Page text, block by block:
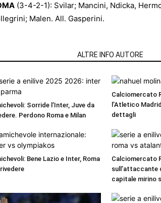
(3-4-2-1): Svilar; Mancini, Ndicka,
Malen. All. Gasperini.
ALTRE INFO AUTORE
Sorride l’Inter, Juve da
Perdono Roma e Milan
Calciomercato
l’Atletico
dettagli
Bene Lazio e Inter, Roma
Calciomercato
sull’attaccante
capitale mirino